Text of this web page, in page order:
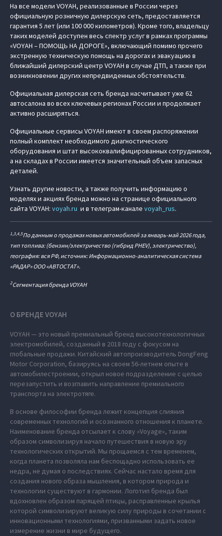
На все модели VOYAH, реализованные в России через
официальную розничную дилерскую сеть, предоставляется
гарантия 5 лет (или 100 000 километров). Кроме того, владельцу
таких моделей доступен весь спектр услуг в рамках программы
«VOYAH – ПОМОЩЬ НА ДОРОГЕ», включающий помимо прочего
экстренную техническую помощь на дорогах и эвакуацию в
ближайший дилерский центр VOYAH в случае ДТП, а также при
возникновении других непредвиденных обстоятельств.
Официальная дилерская сеть бренда насчитывает уже 62
автосалона во всех ключевых регионах России и продолжает
активно расширяться.
Официальные сервисы VOYAH имеют в своем распоряжении
полный комплект необходимого диагностического
оборудования и штат высококвалифицированных сотрудников,
а на складах в России имеется значительный объем запасных
деталей.
Узнать другие новости, а также получить информацию о
моделях и акциях бренда можно на странице официального
сайта VOYAH: voyah.ru и в телеграм-канале voyah_rus.
1,3,4,5По данным о продажах новых автомобилей за январь-май 2026 года,
тип топлива: (бензин/электричество (гибрид PHEV), электричество),
география: вся РФ, источник: Информационно-аналитическая система
«РАДАР» ООО «АВТОСТАТ».
2Сегментация бренда VOYAH
О БРЕНДЕ VOYAH
VOYAH — это новый премиальный бренд высокотехнологичных
электромобилей, созданный в 2018 году с фокусом на
глобальные продажи. Китайский автопроизводитель DongFeng
Motor Corporation, базируясь на своем 56-летнем опыте в
автомобилестроении, открыл новое подразделение с целью
перезапустить и возглавить направление премиального
транспорта на электротяге.
В основе философии бренда лежит концепция слияния
современных технологий и осознанного отношения к планете.
Наименование бренда отсылает к слову «Voyage», таким
образом символизируя начало путешествия в новую эру
технологических открытий. Мы прощаемся с тем временем,
когда планета позволяла нам беспощадно использовать ее
недра, не думая о последствиях. Сейчас настало время для
создания нового образа мышления, в котором природа и
технологии существуют в гармонии. Логотип бренда был
вдохновлен образом парящей птицы, расправленные крылья
которой символизируют великую силу природы в сочетании с
инновационными технологиями, призванными задать новое
измерение жизни в мире будущего.